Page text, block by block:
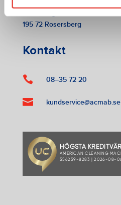
195 72 Rosersberg
Kontakt
 08–35 72 20
 kundservice@acmab.se